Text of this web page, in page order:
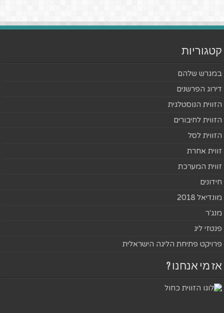
קטגוריות
במגרש שלהם
דירוג הפרשנים
הזווית הנוסטלגית
הזווית לחיבורים
הזווית לסל
זווית אחרת
זווית המערכת
חידונים
מונדיאל 2018
מנג'ר
פנטזי ליג
פרויקט פתיחת הליגה הישראלית
אז מי אנחנו ?